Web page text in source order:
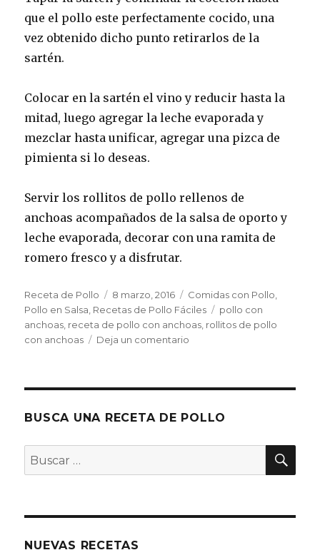
que el pollo este perfectamente cocido, una
vez obtenido dicho punto retirarlos de la
sartén.
Colocar en la sartén el vino y reducir hasta la
mitad, luego agregar la leche evaporada y
mezclar hasta unificar, agregar una pizca de
pimienta si lo deseas.
Servir los rollitos de pollo rellenos de
anchoas acompañados de la salsa de oporto y
leche evaporada, decorar con una ramita de
romero fresco y a disfrutar.
Autor
Receta de Pollo
Publicado
el
8 marzo, 2016 Categorías
Comidas con Pollo
Pollo en Salsa Recetas de Pollo Fáciles Etiquetas
pollo con
anchoas receta de pollo con anchoas rollitos de pollo
con anchoas
Deja un comentario
anchoas
BUSCA UNA RECETA DE POLLO
Buscar
por:
NUEVAS RECETAS